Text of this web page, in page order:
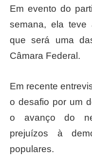
Em evento do
semana, ela teve
que será uma
Câmara Federal.
Em recente
o desafio por um
o avanço do
prejuízos à
populares.